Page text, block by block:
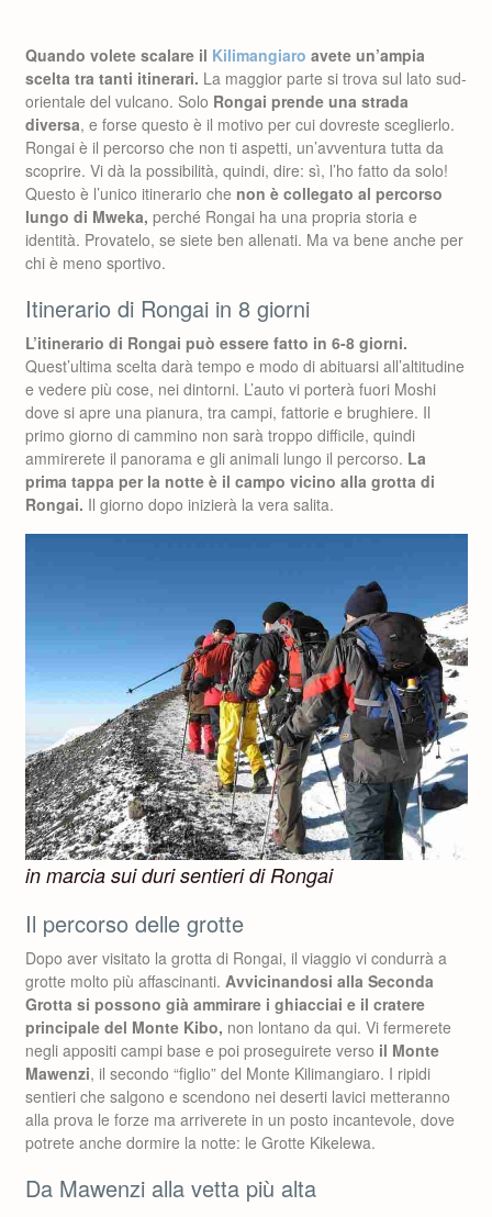
Quando volete scalare il Kilimangiaro avete un’ampia
scelta tra tanti itinerari. La maggior parte si trova sul lato sud-
orientale del vulcano. Solo Rongai prende una strada
diversa, e forse questo è il motivo per cui dovreste sceglierlo.
Rongai è il percorso che non ti aspetti, un’avventura tutta da
scoprire. Vi dà la possibilità, quindi, dire: sì, l’ho fatto da solo!
Questo è l’unico itinerario che non è collegato al percorso
lungo di Mweka, perché Rongai ha una propria storia e
identità. Provatelo, se siete ben allenati. Ma va bene anche per
chi è meno sportivo.
Itinerario di Rongai in 8 giorni
L’itinerario di Rongai può essere fatto in 6-8 giorni.
Quest’ultima scelta darà tempo e modo di abituarsi all’altitudine
e vedere più cose, nei dintorni. L’auto vi porterà fuori Moshi
dove si apre una pianura, tra campi, fattorie e brughiere. Il
primo giorno di cammino non sarà troppo difficile, quindi
ammirerete il panorama e gli animali lungo il percorso. La
prima tappa per la notte è il campo vicino alla grotta di
Rongai. Il giorno dopo inizierà la vera salita.
in marcia sui duri sentieri di Rongai
Il percorso delle grotte
Dopo aver visitato la grotta di Rongai, il viaggio vi condurrà a
grotte molto più affascinanti. Avvicinandosi alla Seconda
Grotta si possono già ammirare i ghiacciai e il cratere
principale del Monte Kibo, non lontano da qui. Vi fermerete
negli appositi campi base e poi proseguirete verso il Monte
Mawenzi, il secondo “figlio” del Monte Kilimangiaro. I ripidi
sentieri che salgono e scendono nei deserti lavici metteranno
alla prova le forze ma arriverete in un posto incantevole, dove
potrete anche dormire la notte: le Grotte Kikelewa.
Da Mawenzi alla vetta più alta